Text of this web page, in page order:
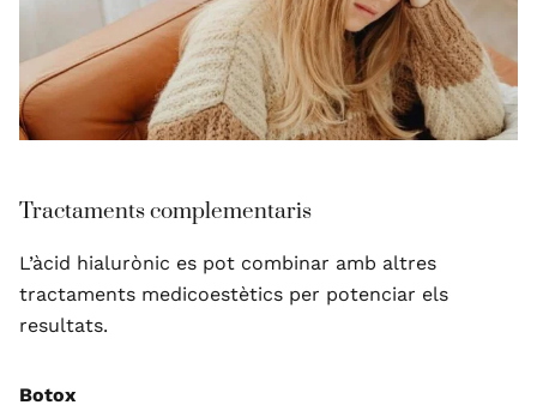
Tractaments complementaris
L’àcid hialurònic es pot combinar amb altres
tractaments medicoestètics per potenciar els
resultats.
Botox